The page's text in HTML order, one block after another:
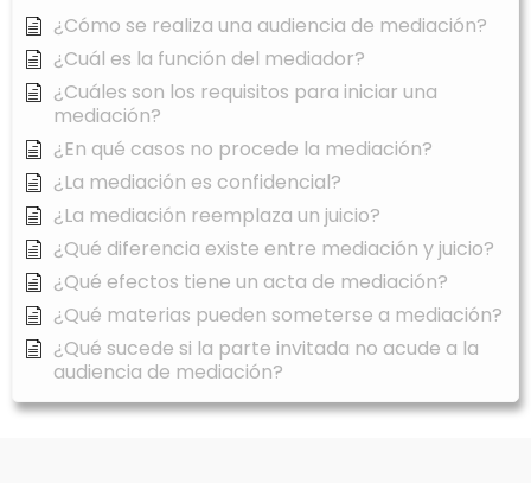
¿Cómo se realiza una audiencia de mediación?
¿Cuál es la función del mediador?
¿Cuáles son los requisitos para iniciar una
mediación?
¿En qué casos no procede la mediación?
¿La mediación es confidencial?
¿La mediación reemplaza un juicio?
¿Qué diferencia existe entre mediación y juicio?
¿Qué efectos tiene un acta de mediación?
¿Qué materias pueden someterse a mediación?
¿Qué sucede si la parte invitada no acude a la
audiencia de mediación?